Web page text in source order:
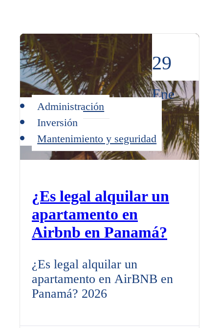
29
Ene
¿Es legal alquilar un
apartamento en
Airbnb en Panamá?
Administración
Inversión
Mantenimiento y seguridad
¿Es legal alquilar un
apartamento en AirBNB en
Panamá? 2026